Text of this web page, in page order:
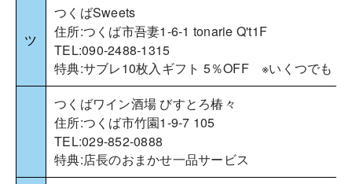
ツ
つくばSweets
住所:つくば市吾妻1-6-1 tonarie Q't1F
TEL:090-2488-1315
特典:サブレ10枚入ギフト 5％OFF ※いくつでも
つくばワイン酒場 びすとろ椿々
住所:つくば市竹園1-9-7 105
TEL:029-852-0888
特典:店長のおまかせ一品サービス